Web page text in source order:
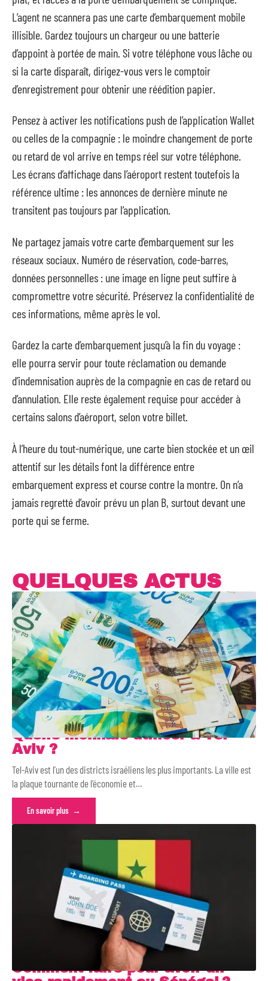
L’agent ne scannera pas une carte d’embarquement mobile
illisible. Gardez toujours un chargeur ou une batterie
d’appoint à portée de main. Si votre téléphone vous lâche ou
si la carte disparaît, dirigez-vous vers le comptoir
d’enregistrement pour obtenir une réédition papier.
Pensez à activer les notifications push de l’application Wallet
ou celles de la compagnie : le moindre changement de porte
ou retard de vol arrive en temps réel sur votre téléphone.
Les écrans d’affichage dans l’aéroport restent toutefois la
référence ultime : les annonces de dernière minute ne
transitent pas toujours par l’application.
Ne partagez jamais votre carte d’embarquement sur les
réseaux sociaux. Numéro de réservation, code-barres,
données personnelles : une image en ligne peut suffire à
compromettre votre sécurité. Préservez la confidentialité de
ces informations, même après le vol.
Gardez la carte d’embarquement jusqu’à la fin du voyage :
elle pourra servir pour toute réclamation ou demande
d’indemnisation auprès de la compagnie en cas de retard ou
d’annulation. Elle reste également requise pour accéder à
certains salons d’aéroport, selon votre billet.
À l’heure du tout-numérique, une carte bien stockée et un œil
attentif sur les détails font la différence entre
embarquement express et course contre la montre. On n’a
jamais regretté d’avoir prévu un plan B, surtout devant une
porte qui se ferme.
QUELQUES ACTUS
Quelle monnaie utiliser à Tel-
Aviv ?
Tel-Aviv est l’un des districts israéliens les plus importants. La ville est
la plaque tournante de l’économie et…
En savoir plus
Comment faire pour avoir un